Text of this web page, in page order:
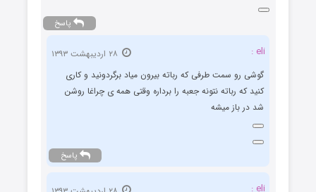
پاسخ
eli :
گوشی رو سمت طرفی که رباته بیرون میاد برگردونید و کاری
کنید که رباته نتونه جعبه را برداره وقتی همه ی چراغا روشن
شد در باز میشه
پاسخ
eli :